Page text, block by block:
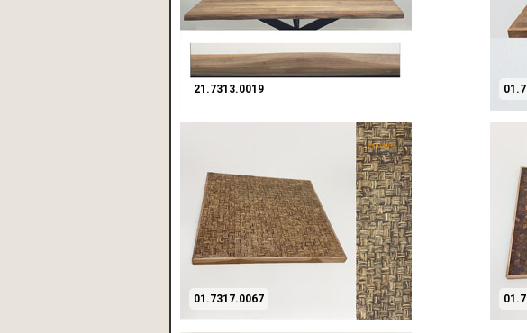
21.7313.0019
01.7317.0067